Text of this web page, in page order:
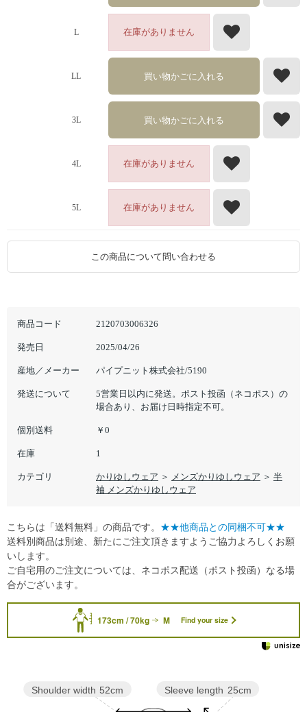
商品コード 2120703006326
発売日 2025/04/26
産地／メーカー パイプニット株式会社/5190
発送について
5営業日以内に発送。ポスト投函（ネコポス）の
場合あり、お届け日時指定不可。
個別送料 ￥0
在庫 1
カテゴリ かりゆしウェア ＞ メンズかりゆしウェア ＞ 半
袖 メンズかりゆしウェア
L 在庫がありません
LL 買い物かごに入れる
3L 買い物かごに入れる
4L 在庫がありません
5L 在庫がありません
この商品について問い合わせる
173cm / 70kg M Find your size
Sleeve length 25cm
Shoulder width 52cm
こちらは「送料無料」の商品です。 ★★他商品との同梱不可★★
送料別商品は別途、新たにご注文頂きますようご協力よろしくお願
いします。
ご自宅用のご注文については、ネコポス配送（ポスト投函）なる場
合がございます。